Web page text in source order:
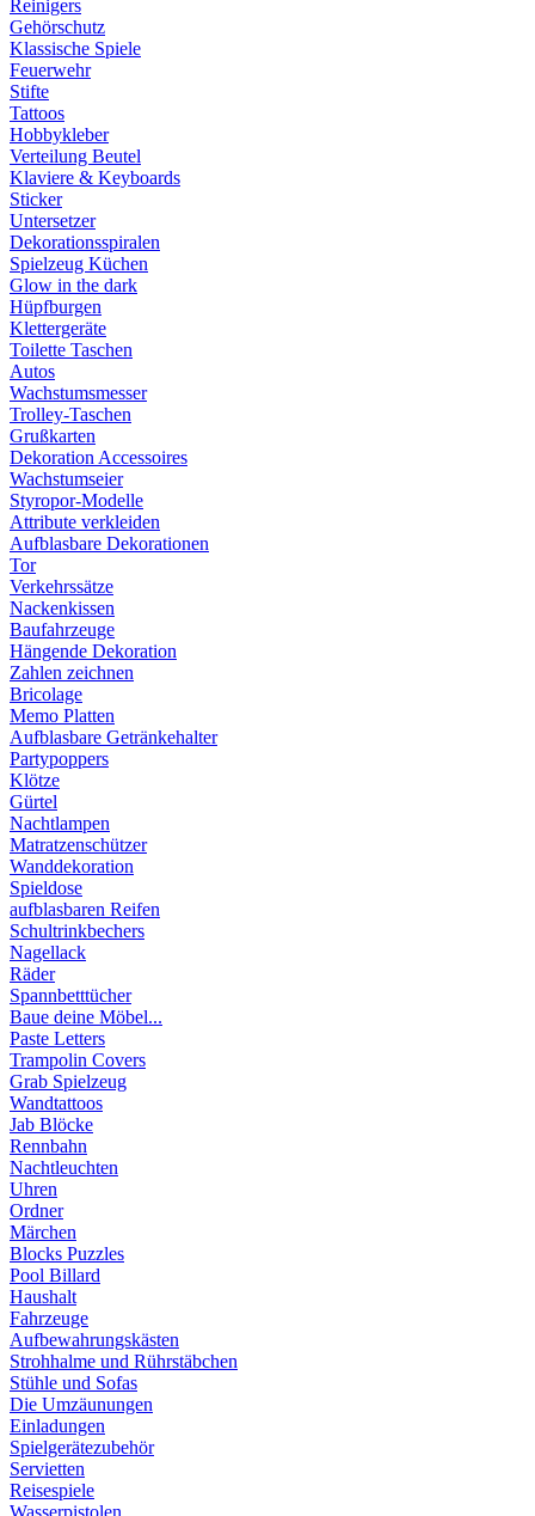
Reinigers
Gehörschutz
Klassische Spiele
Feuerwehr
Stifte
Tattoos
Hobbykleber
Verteilung Beutel
Klaviere & Keyboards
Sticker
Untersetzer
Dekorationsspiralen
Spielzeug Küchen
Glow in the dark
Hüpfburgen
Klettergeräte
Toilette Taschen
Autos
Wachstumsmesser
Trolley-Taschen
Grußkarten
Dekoration Accessoires
Wachstumseier
Styropor-Modelle
Attribute verkleiden
Aufblasbare Dekorationen
Tor
Verkehrssätze
Nackenkissen
Baufahrzeuge
Hängende Dekoration
Zahlen zeichnen
Bricolage
Memo Platten
Aufblasbare Getränkehalter
Partypoppers
Klötze
Gürtel
Nachtlampen
Matratzenschützer
Wanddekoration
Spieldose
aufblasbaren Reifen
Schultrinkbechers
Nagellack
Räder
Spannbetttücher
Baue deine Möbel...
Paste Letters
Trampolin Covers
Grab Spielzeug
Wandtattoos
Jab Blöcke
Rennbahn
Nachtleuchten
Uhren
Ordner
Märchen
Blocks Puzzles
Pool Billard
Haushalt
Fahrzeuge
Aufbewahrungskästen
Strohhalme und Rührstäbchen
Stühle und Sofas
Die Umzäunungen
Einladungen
Spielgerätezubehör
Servietten
Reisespiele
Wasserpistolen